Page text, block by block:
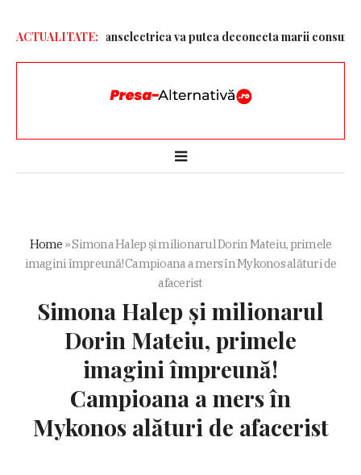
ACTUALITATE:
ploaie. Transelectrica va putea deconecta marii consumatori
Home »Simona Halep și milionarul Dorin Mateiu, primele
imagini împreună! Campioana a mers în Mykonos alături de
afacerist
Simona Halep și milionarul
Dorin Mateiu, primele
imagini împreună!
Campioana a mers în
Mykonos alături de afacerist